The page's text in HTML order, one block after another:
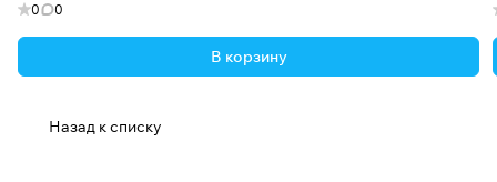
0 0
В корзину
Назад к списку